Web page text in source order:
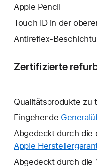
Apple Pencil
Touch ID in der
Antireflex-
Zertifizierte
Qualitätsprodukte zu
Eingehende
Abgedeckt durch die
Apple
Abgedeckt durch die